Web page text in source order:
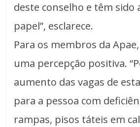
deste conselho e têm sido
papel”, esclarece.
Para os membros da
uma percepção positiva.
aumento das vagas de
para a pessoa com
rampas, pisos táteis em